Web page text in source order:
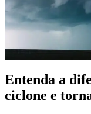
Entenda a
ciclone e